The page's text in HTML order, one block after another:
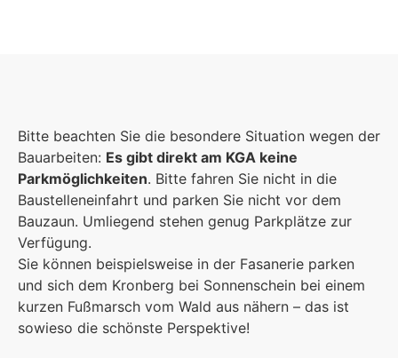
Bitte beachten Sie die besondere Situation wegen der
Bauarbeiten: Es gibt direkt am KGA keine
Parkmöglichkeiten. Bitte fahren Sie nicht in die
Baustelleneinfahrt und parken Sie nicht vor dem
Bauzaun. Umliegend stehen genug Parkplätze zur
Verfügung.
Sie können beispielsweise in der Fasanerie parken
und sich dem Kronberg bei Sonnenschein bei einem
kurzen Fußmarsch vom Wald aus nähern – das ist
sowieso die schönste Perspektive!